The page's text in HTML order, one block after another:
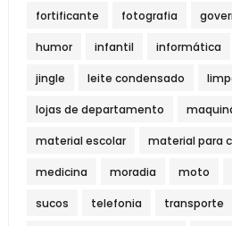
fortificante fotografia
humor infantil informática
jingle leite condensado
lojas de departamento
material escolar material para
medicina moradia moto
sucos telefonia transporte